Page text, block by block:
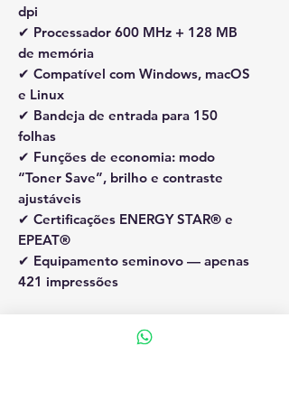
dpi
✔ Processador 600 MHz + 128 MB
de memória
✔ Compatível com Windows, macOS
e Linux
✔ Bandeja de entrada para 150
folhas
✔ Funções de economia: modo
“Toner Save”, brilho e contraste
ajustáveis
✔ Certificações ENERGY STAR® e
EPEAT®
✔ Equipamento seminovo — apenas
421 impressões
Vantagens da Aquisição pela SF